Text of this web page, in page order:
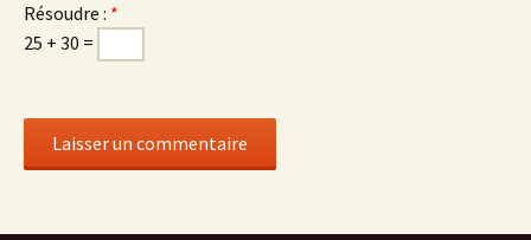
Résoudre : *
25 + 30 =